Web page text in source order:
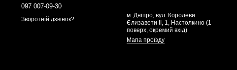
097 007-09-30
Зворотній дзвінок?
м. Дніпро, вул. Королеви
Єлизавети ІІ, 1, Настолкино (1
поверх, окремий вхід)
Мапа проїзду